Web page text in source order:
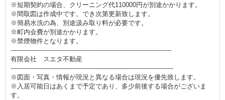
※短期契約の場合、クリーニング代110000円が別途かかります。
※間取図は作成中です。でき次第更新致します。
※簡易水洗の為、別途汲み取り料が必要です。
※町内会費が別途かかります。
※禁煙物件となります。
--------------------------------------------------------------------------------
有限会社 スエタ不動産
---------------------------------------------------------------------------------
※図面・写真・情報が現況と異なる場合は現況を優先致します。
※入居可能日はあくまで予定であり、多少前後する場合がございま
す。